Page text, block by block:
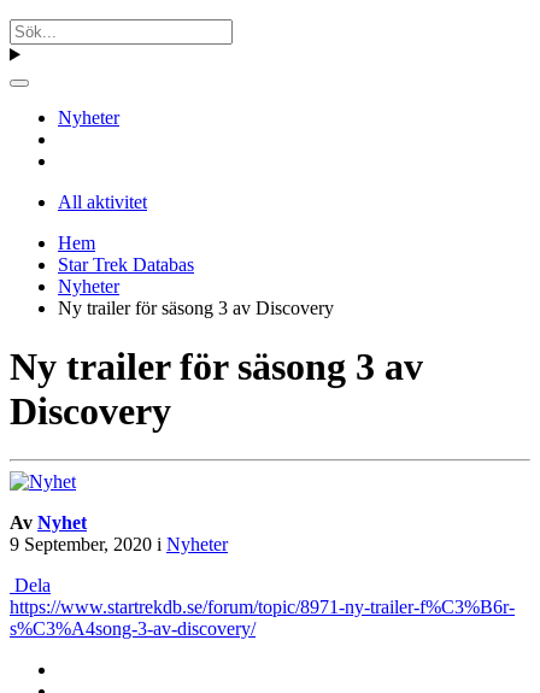
Nyheter
All aktivitet
Hem
Star Trek Databas
Nyheter
Ny trailer för säsong 3 av Discovery
Ny trailer för säsong 3 av
Discovery
Av Nyhet
9 September, 2020 i Nyheter
Dela
https://www.startrekdb.se/forum/topic/8971-ny-trailer-f%C3%B6r-
s%C3%A4song-3-av-discovery/